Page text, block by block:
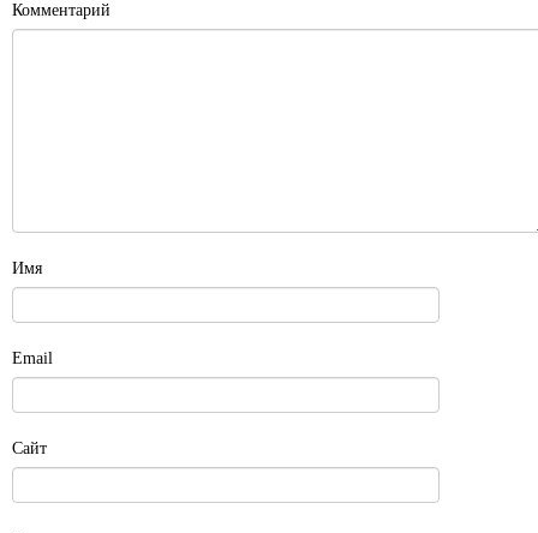
Комментарий
Имя
Email
Сайт